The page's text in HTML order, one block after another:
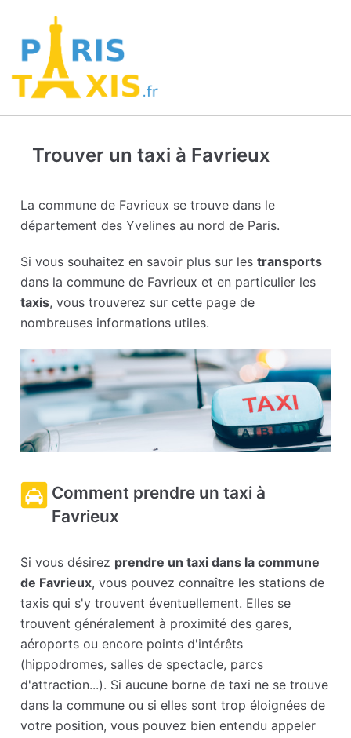
Trouver un taxi à Favrieux
La commune de Favrieux se trouve dans le
département des Yvelines au nord de Paris.
Si vous souhaitez en savoir plus sur lestransports
dans la commune de Favrieux et en particulier les
taxis, vous trouverez sur cette page de
nombreuses informations utiles.
Comment prendre un taxi à
Favrieux
Si vous désirez prendre un taxi dans la commune
de Favrieux, vous pouvez connaître les stations de
taxis qui s'y trouvent éventuellement. Elles se
trouvent généralement à proximité des gares,
aéroports ou encore points d'intérêts
(hippodromes, salles de spectacle, parcs
d'attraction...). Si aucune borne de taxi ne se trouve
dans la commune ou si elles sont trop éloignées de
votre position, vous pouvez bien entendu appeler